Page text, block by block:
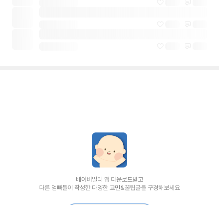
베이비빌리 앱 다운로드받고
다른 엄빠들이 작성한 다양한 고민&꿀팁글을 구경해보세요